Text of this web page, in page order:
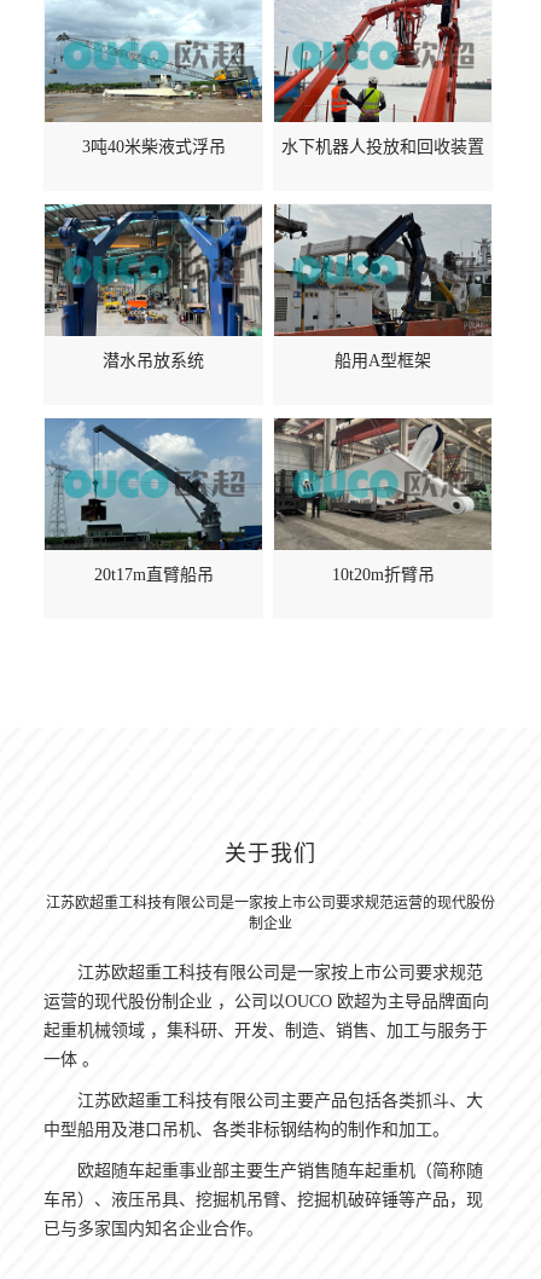
3吨40米柴液式浮吊 水下机器人投放和回收装置
潜水吊放系统 船用A型框架
20t17m直臂船吊 10t20m折臂吊
关于我们
江苏欧超重工科技有限公司是一家按上市公司要求规范运营的现代股份
制企业
江苏欧超重工科技有限公司是一家按上市公司要求规范
运营的现代股份制企业 ，公司以OUCO 欧超为主导品牌面向
起重机械领域 ，集科研、开发、制造、销售、加工与服务于
一体 。
江苏欧超重工科技有限公司主要产品包括各类抓斗、大
中型船用及港口吊机、各类非标钢结构的制作和加工。
欧超随车起重事业部主要生产销售随车起重机（简称随
车吊）、液压吊具、挖掘机吊臂、挖掘机破碎锤等产品，现
已与多家国内知名企业合作。